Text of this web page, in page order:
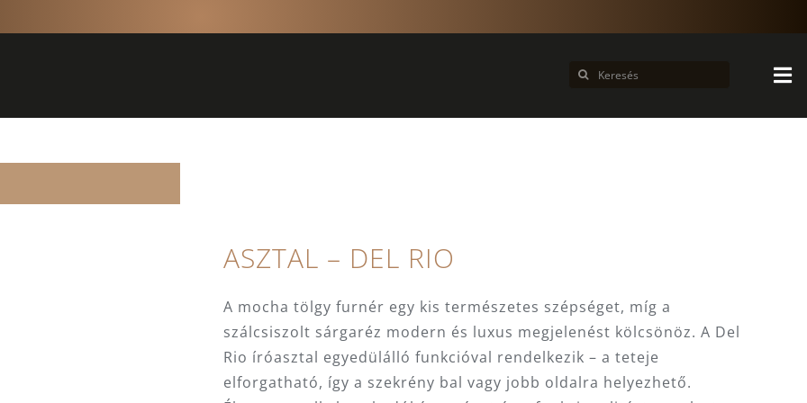
Keresés...
ASZTAL – DEL RIO
A mocha tölgy furnér egy kis természetes szépséget, míg a
szálcsiszolt sárgaréz modern és luxus megjelenést kölcsönöz. A Del
Rio íróasztal egyedülálló funkcióval rendelkezik – a teteje
elforgatható, így a szekrény bal vagy jobb oldalra helyezhető.